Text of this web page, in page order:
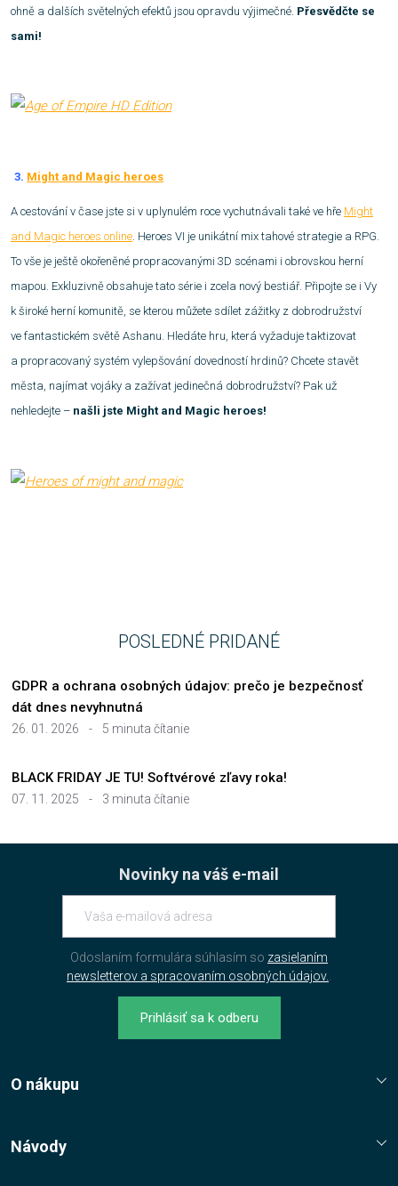
ohně a dalších světelných efektů jsou opravdu výjimečné. Přesvědčte se
sami!
3. Might and Magic heroes
A cestování v čase jste si v uplynulém roce vychutnávali také ve hře Might
and Magic heroes online. Heroes VI je unikátní mix tahové strategie a RPG.
To vše je ještě okořeněné propracovanými 3D scénami i obrovskou herní
mapou. Exkluzivně obsahuje tato série i zcela nový bestiář. Připojte se i Vy
k široké herní komunitě, se kterou můžete sdílet zážitky z dobrodružství
ve fantastickém světě Ashanu. Hledáte hru, která vyžaduje taktizovat
a propracovaný systém vylepšování dovedností hrdinů? Chcete stavět
města, najímat vojáky a zažívat jedinečná dobrodružství? Pak už
nehledejte – našli jste Might and Magic heroes!
POSLEDNÉ PRIDANÉ
26. 01. 2026 - 5 minuta čítanie
GDPR a ochrana osobných údajov: prečo je bezpečnosť
dát dnes nevyhnutná
07. 11. 2025 - 3 minuta čítanie
BLACK FRIDAY JE TU! Softvérové zľavy roka!
Novinky na váš e-mail
Odoslaním formulára súhlasím so zasielaním
newsletterov a spracovaním osobných údajov..
Prihlásiť sa k odberu
O nákupu
Jak nakupovat?
Návody